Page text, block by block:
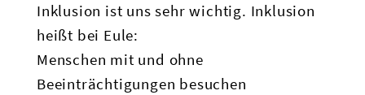
Inklusion ist uns sehr wichtig. Inklusion
heißt bei Eule:
Menschen mit und ohne
Beeinträchtigungen besuchen